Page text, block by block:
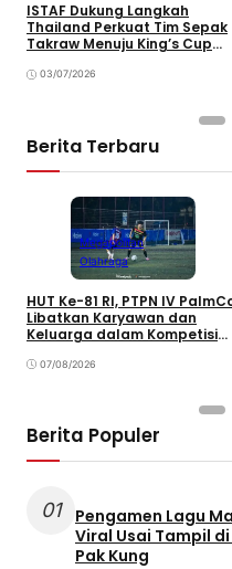
ISTAF Dukung Langkah
Thailand Perkuat Tim Sepak
Takraw Menuju King’s Cup
03/07/2026
Berita Terbaru
Megapolitan
Olahraga
HUT Ke-81 RI, PTPN IV
Libatkan Karyawan dan
Keluarga dalam Kompetisi
07/08/2026
Berita Populer
01
Pengamen Lagu
Viral Usai Tampil
Pak Kung